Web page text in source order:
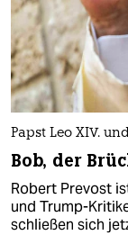
Papst Leo XIV.
Bob, der
Robert Prevost
und Trump-
schließen sich